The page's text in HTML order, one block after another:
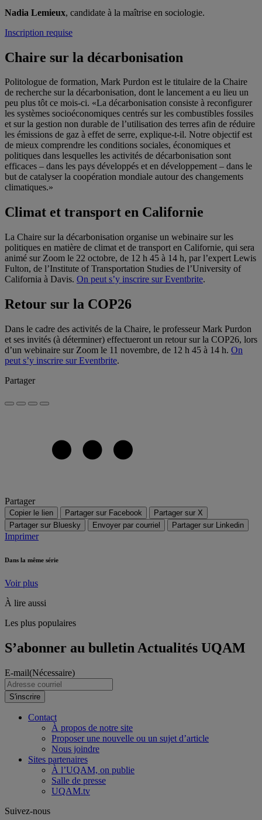
Nadia Lemieux, candidate à la maîtrise en sociologie.
Inscription requise
Chaire sur la décarbonisation
Politologue de formation, Mark Purdon est le titulaire de la Chaire
de recherche sur la décarbonisation, dont le lancement a eu lieu un
peu plus tôt ce mois-ci. «La décarbonisation consiste à reconfigurer
les systèmes socioéconomiques centrés sur les combustibles fossiles
et sur la gestion non durable de l’utilisation des terres afin de réduire
les émissions de gaz à effet de serre, explique-t-il. Notre objectif est
de mieux comprendre les conditions sociales, économiques et
politiques dans lesquelles les activités de décarbonisation sont
efficaces – dans les pays développés et en développement – dans le
but de catalyser la coopération mondiale autour des changements
climatiques.»
Climat et transport en Californie
La Chaire sur la décarbonisation organise un webinaire sur les
politiques en matière de climat et de transport en Californie, qui sera
animé sur Zoom le 22 octobre, de 12 h 45 à 14 h, par l’expert Lewis
Fulton, de l’Institute of Transportation Studies de l’University of
California à Davis. On peut s’y inscrire sur Eventbrite.
Retour sur la COP26
Dans le cadre des activités de la Chaire, le professeur Mark Purdon
et ses invités (à déterminer) effectueront un retour sur la COP26, lors
d’un webinaire sur Zoom le 11 novembre, de 12 h 45 à 14 h. On
peut s’y inscrire sur Eventbrite.
Partager
Partager
Copier le lien Partager sur Facebook
Partager sur X
Partager sur Bluesky
Envoyer par courriel Partager sur Linkedin
Imprimer
Dans la même série
Voir plus
À lire aussi
Les plus populaires
S’abonner au bulletin Actualités UQAM
E-mail(Nécessaire)
S'inscrire
Contact
À propos de notre site
Proposer une nouvelle ou un sujet d’article
Nous joindre
Sites partenaires
À l’UQAM, on publie
Salle de presse
UQAM.tv
Suivez-nous